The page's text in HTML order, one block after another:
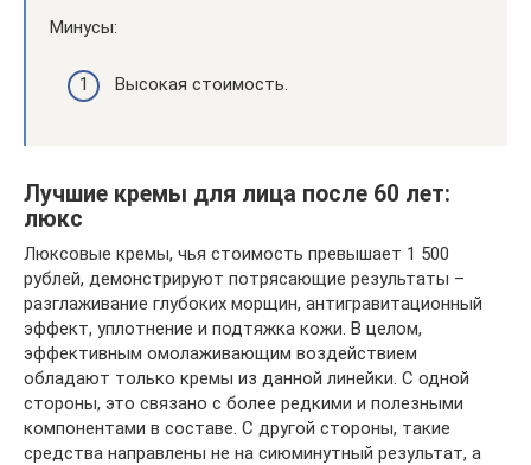
Минусы:
Высокая стоимость.
Лучшие кремы для лица после 60 лет:
люкс
Люксовые кремы, чья стоимость превышает 1 500
рублей, демонстрируют потрясающие результаты –
разглаживание глубоких морщин, антигравитационный
эффект, уплотнение и подтяжка кожи. В целом,
эффективным омолаживающим воздействием
обладают только кремы из данной линейки. С одной
стороны, это связано с более редкими и полезными
компонентами в составе. С другой стороны, такие
средства направлены не на сиюминутный результат, а